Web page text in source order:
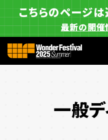
こちらのページ
最新の開催
一般